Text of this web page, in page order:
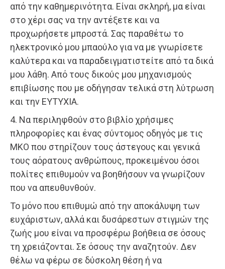
από την καθημερινότητα. Είναι σκληρή, μα είναι
στο χέρι σας να την αντέξετε και να
προχωρήσετε μπροστά. Σας παραθέτω το
ηλεκτρονικό μου μπαούλο για να με γνωρίσετε
καλύτερα και να παραδειγματιστείτε από τα δικά
μου λάθη. Από τους δικούς μου μηχανισμούς
επιβίωσης που με οδήγησαν τελικά στη λύτρωση
και την ΕΥΤΥΧΙΑ.
4. Να περιληφθούν στο βιβλίο χρήσιμες
πληροφορίες και ένας σύντομος οδηγός με τις
ΜΚΟ που στηρίζουν τους άστεγους και γενικά
τους αόρατους ανθρώπους, προκειμένου όσοι
πολίτες επιθυμούν να βοηθήσουν να γνωρίζουν
που να απευθυνθούν.
Το μόνο που επιθυμώ από την αποκάλυψη των
ευχάριστων, αλλά και δυσάρεστων στιγμών της
ζωής μου είναι να προσφέρω βοήθεια σε όσους
τη χρειάζονται. Σε όσους την αναζητούν. Δεν
θέλω να φέρω σε δύσκολη θέση ή να